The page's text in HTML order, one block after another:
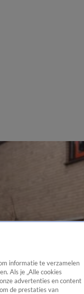
informatie te verzamelen
Als je „Alle cookies
advertenties en content
de prestaties van